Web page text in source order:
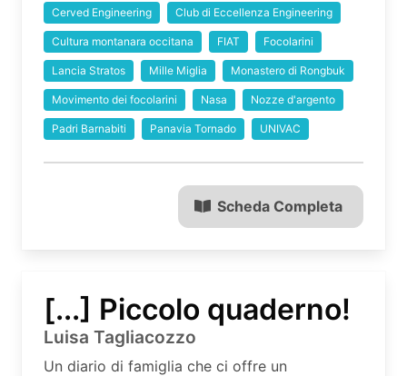
Cerved Engineering Club di Eccellenza Engineering
Cultura montanara occitana FIAT Focolarini
Lancia Stratos Mille Miglia Monastero di Rongbuk
Movimento dei focolarini Nasa Nozze d'argento
Padri Barnabiti Panavia Tornado UNIVAC
Scheda Completa
[...] Piccolo quaderno!
Luisa Tagliacozzo
Un diario di famiglia che ci offre un